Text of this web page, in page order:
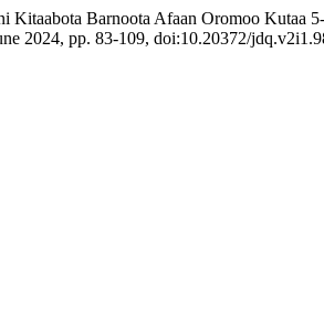
Kitaabota Barnoota Afaan Oromoo Kutaa
2024, pp. 83-109, doi:10.20372/